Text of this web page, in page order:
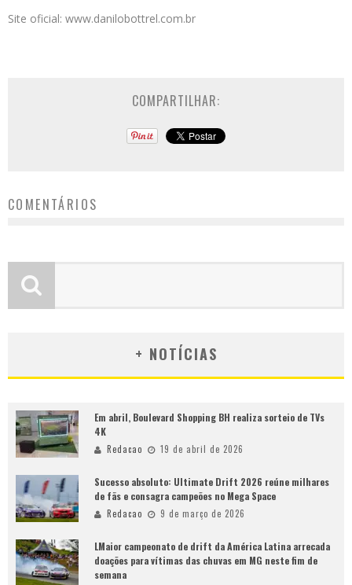
Site oficial: www.danilobottrel.com.br
COMPARTILHAR:
COMENTÁRIOS
+ NOTÍCIAS
Em abril, Boulevard Shopping BH realiza sorteio de TVs
4K
Redacao 19 de abril de 2026
Sucesso absoluto: Ultimate Drift 2026 reúne milhares
de fãs e consagra campeões no Mega Space
Redacao 9 de março de 2026
LMaior campeonato de drift da América Latina arrecada
doações para vítimas das chuvas em MG neste fim de
semana